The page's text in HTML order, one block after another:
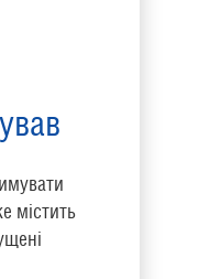
містить